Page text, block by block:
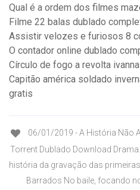
Qual é a ordem dos filmes
Filme 22 balas dublado
Assistir velozes e furiosos 8
O contador online dublado
Círculo de fogo a revolta
Capitão américa soldado
gratis
06/01/2019 - A História Não
Torrent Dublado Download
história da gravação das
Barrados No baile, focando